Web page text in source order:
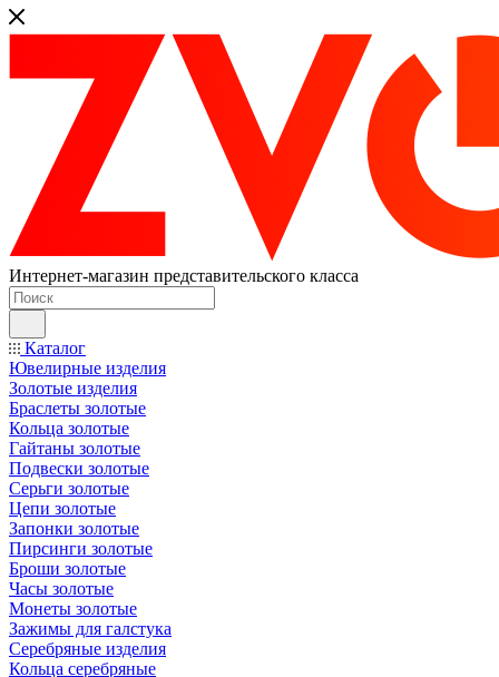
Интернет-магазин представительского класса
Каталог
Ювелирные изделия
Золотые изделия
Браслеты золотые
Кольца золотые
Гайтаны золотые
Подвески золотые
Серьги золотые
Цепи золотые
Запонки золотые
Пирсинги золотые
Броши золотые
Часы золотые
Монеты золотые
Зажимы для галстука
Серебряные изделия
Кольца серебряные